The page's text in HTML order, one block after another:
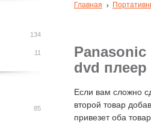
Panasonic
dvd плеер
Если вам сложно
второй товар
привезет оба
Главная
134
11
85